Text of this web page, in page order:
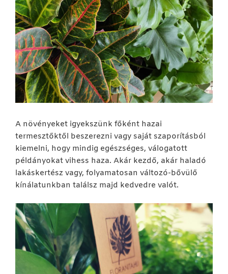
A növényeket igyekszünk főként hazai
termesztőktől beszerezni vagy saját szaporításból
kiemelni, hogy mindig egészséges, válogatott
példányokat vihess haza. Akár kezdő, akár haladó
lakáskertész vagy, folyamatosan változó-bővülő
kínálatunkban találsz majd kedvedre valót.